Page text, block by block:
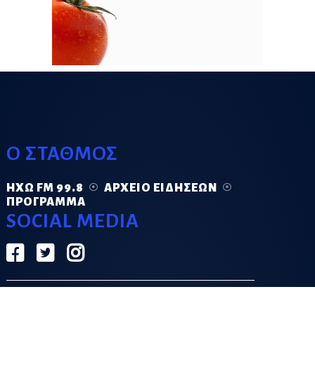
Ο ΣΤΑΘΜΟΣ
ΗΧΏ FM 99.8
ΑΡΧΕΊΟ ΕΙΔΉΣΕΩΝ
ΠΡΌΓΡΑΜΜΑ
SOCIAL MEDIA